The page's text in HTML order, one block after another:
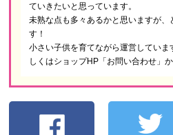
ていきたいと思っています。
未熟な点も多々あるかと思いますが、
す！
小さい子供を育てながら運営していま
しくはショップHP「お問い合わせ」か